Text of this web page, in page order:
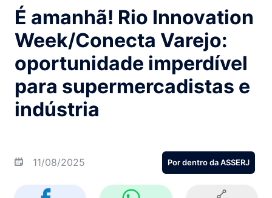
É amanhã! Rio Innovation
Week/Conecta Varejo:
oportunidade imperdível
para supermercadistas e
indústria
11/08/2025 Por dentro da ASSERJ